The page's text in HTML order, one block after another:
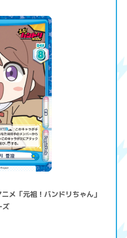
メ「元祖！バンドリちゃん」
ズ